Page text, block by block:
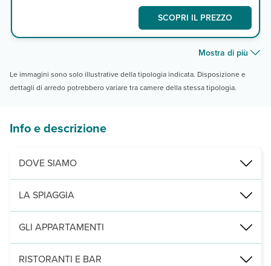
SCOPRI IL PREZZO
Mostra di più
Le immagini sono solo illustrative della tipologia indicata. Disposizione e
dettagli di arredo potrebbero variare tra camere della stessa tipologia.
Info e descrizione
DOVE SIAMO
Naama Bay, a 800 m dalla spiaggia, 1,5 km dall’Hard Rock Cafè,
LA SPIAGGIA
Sezione di spiaggia sabbiosa e privata accanto al Jaz Fayrouz,
GLI APPARTAMENTI
101 unità divise in studio monolocali (30m², max 2 adulti) e
RISTORANTI E BAR